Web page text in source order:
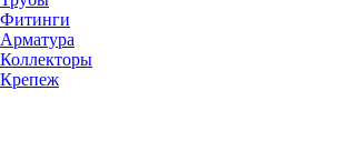
Фитинги
Арматура
Коллекторы
Крепеж